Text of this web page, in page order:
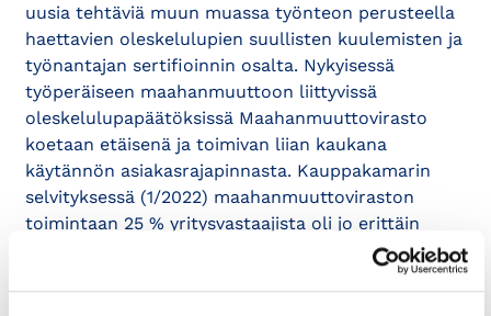
uusia tehtäviä muun muassa työnteon perusteella
haettavien oleskelulupien suullisten kuulemisten ja
työnantajan sertifioinnin osalta. Nykyisessä
työperäiseen maahanmuuttoon liittyvissä
oleskelulupapäätöksissä Maahanmuuttovirasto
koetaan etäisenä ja toimivan liian kaukana
käytännön asiakasrajapinnasta. Kauppakamarin
selvityksessä (1/2022) maahanmuuttoviraston
toimintaan 25 % yritysvastaajista oli jo erittäin
tyytymättömiä tai tyytymättömiä, mikä oli
merkittävästi suurempi määrä kuin esimerkiksi